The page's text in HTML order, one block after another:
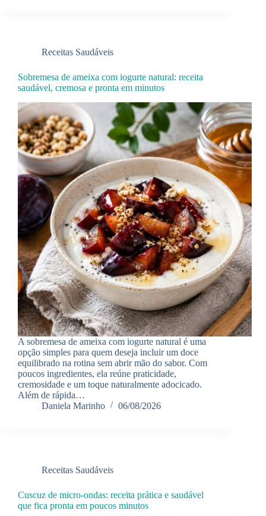
Receitas Saudáveis
Sobremesa de ameixa com iogurte natural: receita
saudável, cremosa e pronta em minutos
A sobremesa de ameixa com iogurte natural é uma
opção simples para quem deseja incluir um doce
equilibrado na rotina sem abrir mão do sabor. Com
poucos ingredientes, ela reúne praticidade,
cremosidade e um toque naturalmente adocicado.
Além de rápida…
Daniela Marinho
06/08/2026
Receitas Saudáveis
Cuscuz de micro-ondas: receita prática e saudável
que fica pronta em poucos minutos